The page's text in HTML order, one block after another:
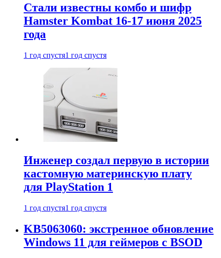
Стали известны комбо и шифр
Hamster Kombat 16-17 июня 2025
года
1 год спустя1 год спустя
Инженер создал первую в истории
кастомную материнскую плату
для PlayStation 1
1 год спустя1 год спустя
KB5063060: экстренное обновление
Windows 11 для геймеров с BSOD